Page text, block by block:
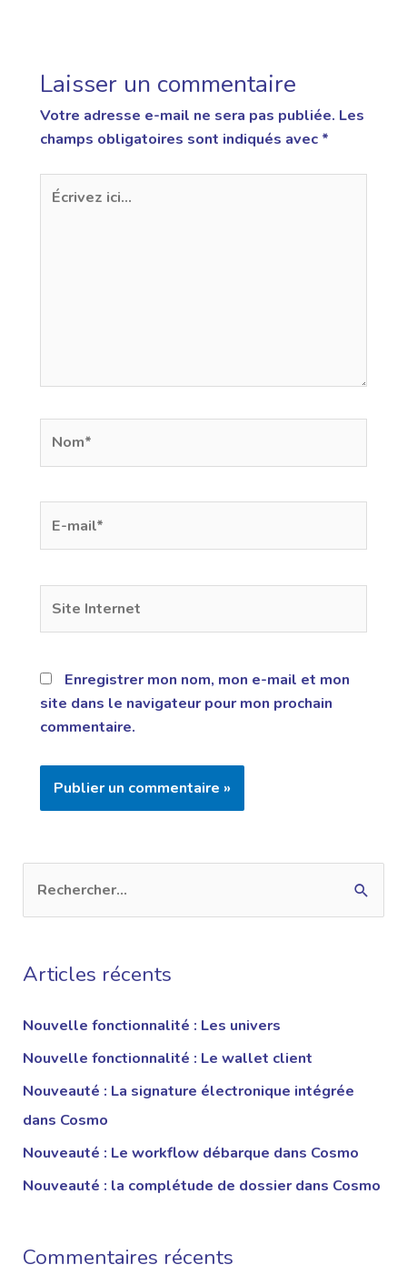
Laisser un commentaire
Votre adresse e-mail ne sera pas publiée. Les
champs obligatoires sont indiqués avec *
Enregistrer mon nom, mon e-mail et mon
site dans le navigateur pour mon prochain
commentaire.
Articles récents
Nouvelle fonctionnalité : Les univers
Nouvelle fonctionnalité : Le wallet client
Nouveauté : La signature électronique intégrée
dans Cosmo
Nouveauté : Le workflow débarque dans Cosmo
Nouveauté : la complétude de dossier dans Cosmo
Commentaires récents